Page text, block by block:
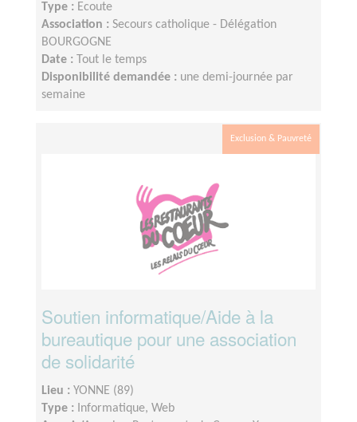
Type : Ecoute
Association : Secours catholique - Délégation
BOURGOGNE
Date :
Tout le temps
Disponibilité demandée : une demi-journée par
semaine
Exclusion & Pauvreté
Soutien informatique/Aide à la
bureautique pour une association
de solidarité
Lieu : YONNE (89)
Type :
Informatique, Web